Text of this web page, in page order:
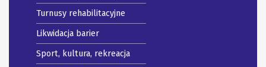
Turnusy rehabilitacyjne
Likwidacja barier
Sport, kultura, rekreacja